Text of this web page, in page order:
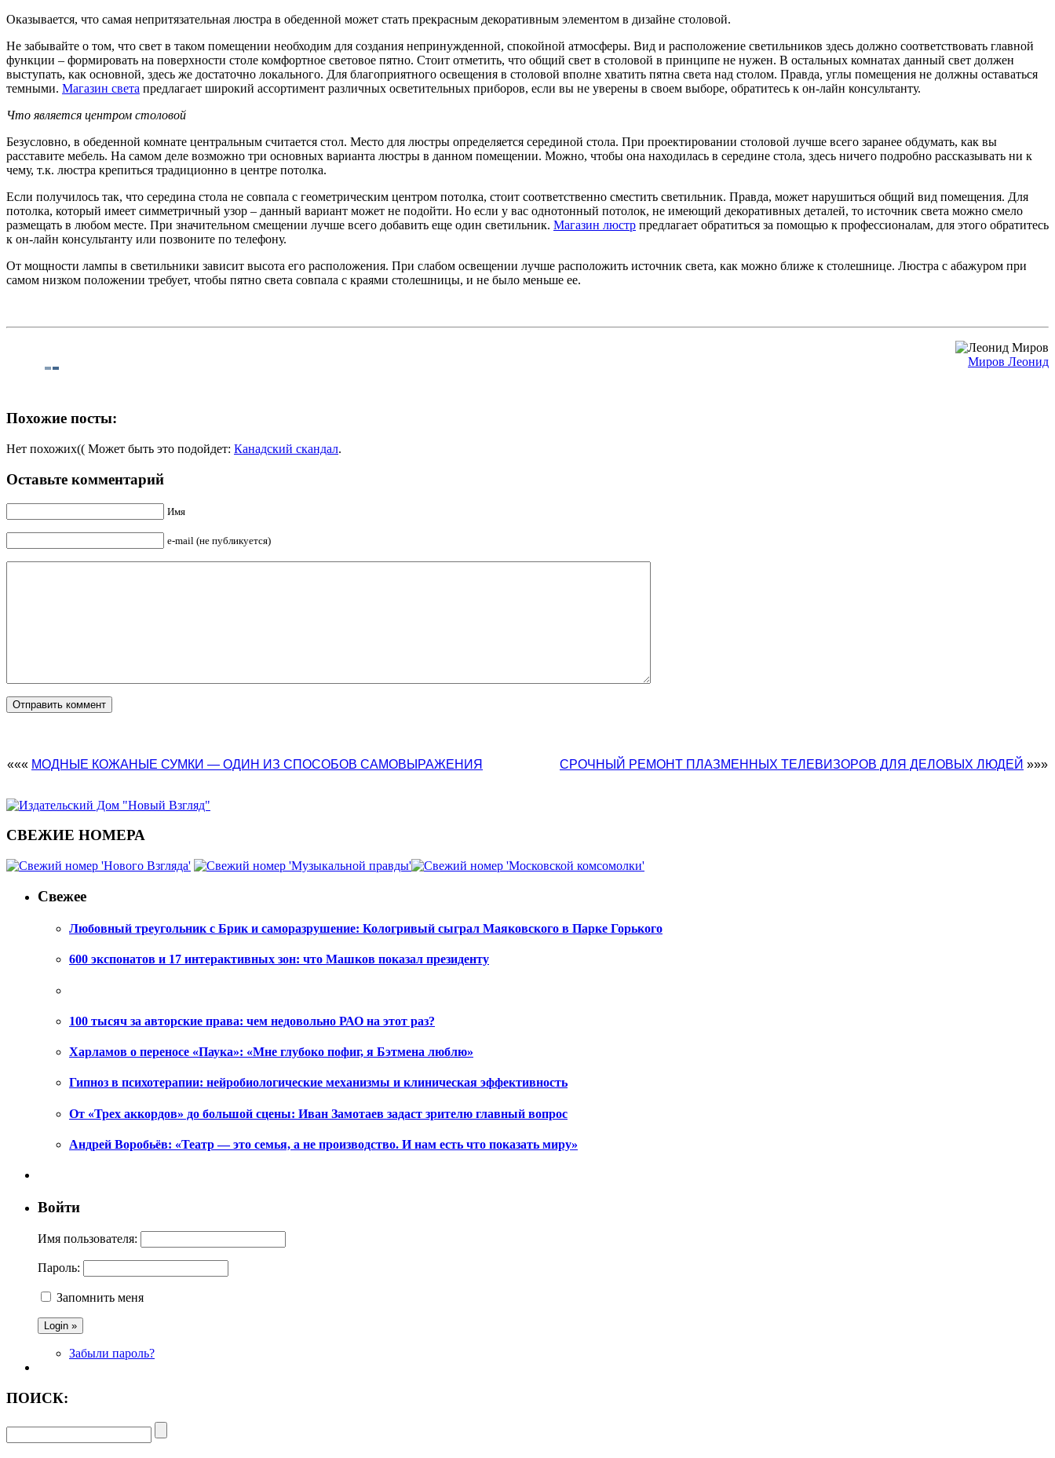
Оказывается, что самая непритязательная люстра в обеденной может стать прекрасным декоративным элементом в дизайне столовой.
Не забывайте о том, что свет в таком помещении необходим для создания непринужденной, спокойной атмосферы. Вид и расположение светильников здесь должно соответствовать главной
функции – формировать на поверхности столе комфортное световое пятно. Стоит отметить, что общий свет в столовой в принципе не нужен. В остальных комнатах данный свет должен
выступать, как основной, здесь же достаточно локального. Для благоприятного освещения в столовой вполне хватить пятна света над столом. Правда, углы помещения не должны оставаться
темными. Магазин света предлагает широкий ассортимент различных осветительных приборов, если вы не уверены в своем выборе, обратитесь к он-лайн консультанту.
Что является центром столовой
Безусловно, в обеденной комнате центральным считается стол. Место для люстры определяется серединой стола. При проектировании столовой лучше всего заранее обдумать, как вы
расставите мебель. На самом деле возможно три основных варианта люстры в данном помещении. Можно, чтобы она находилась в середине стола, здесь ничего подробно рассказывать ни к
чему, т.к. люстра крепиться традиционно в центре потолка.
Если получилось так, что середина стола не совпала с геометрическим центром потолка, стоит соответственно сместить светильник. Правда, может нарушиться общий вид помещения. Для
потолка, который имеет симметричный узор – данный вариант может не подойти. Но если у вас однотонный потолок, не имеющий декоративных деталей, то источник света можно смело
размещать в любом месте. При значительном смещении лучше всего добавить еще один светильник. Магазин люстр предлагает обратиться за помощью к профессионалам, для этого обратитесь
к он-лайн консультанту или позвоните по телефону.
От мощности лампы в светильники зависит высота его расположения. При слабом освещении лучше расположить источник света, как можно ближе к столешнице. Люстра с абажуром при
самом низком положении требует, чтобы пятно света совпала с краями столешницы, и не было меньше ее.
Миров Леонид
Похожие посты:
Нет похожих(( Может быть это подойдет: Канадский скандал.
Оставьте комментарий
Имя
e-mail (не публикуется)
««« МОДНЫЕ КОЖАНЫЕ СУМКИ — ОДИН ИЗ СПОСОБОВ САМОВЫРАЖЕНИЯ СРОЧНЫЙ РЕМОНТ ПЛАЗМЕННЫХ ТЕЛЕВИЗОРОВ ДЛЯ ДЕЛОВЫХ ЛЮДЕЙ »»»
СВЕЖИЕ НОМЕРА
Свежее
Любовный треугольник с Брик и саморазрушение: Кологривый сыграл Маяковского в Парке Горького
600 экспонатов и 17 интерактивных зон: что Машков показал президенту
100 тысяч за авторские права: чем недовольно РАО на этот раз?
Харламов о переносе «Паука»: «Мне глубоко пофиг, я Бэтмена люблю»
Гипноз в психотерапии: нейробиологические механизмы и клиническая эффективность
От «Трех аккордов» до большой сцены: Иван Замотаев задаст зрителю главный вопрос
Андрей Воробьёв: «Театр — это семья, а не производство. И нам есть что показать миру»
Войти
Имя пользователя:
Пароль:
Запомнить меня
Забыли пароль?
ПОИСК: